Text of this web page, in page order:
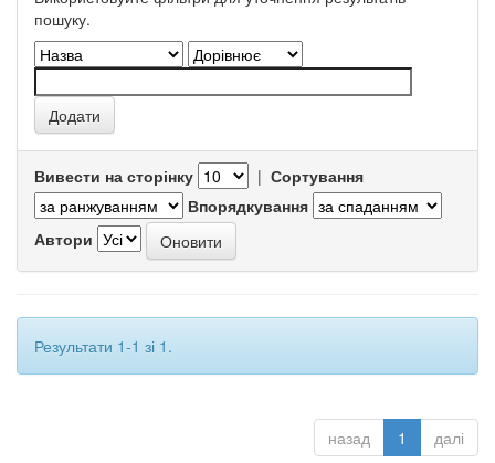
пошуку.
Вивести на сторінку | Сортування
Впорядкування
Автори
Результати 1-1 зі 1.
назад 1 далі